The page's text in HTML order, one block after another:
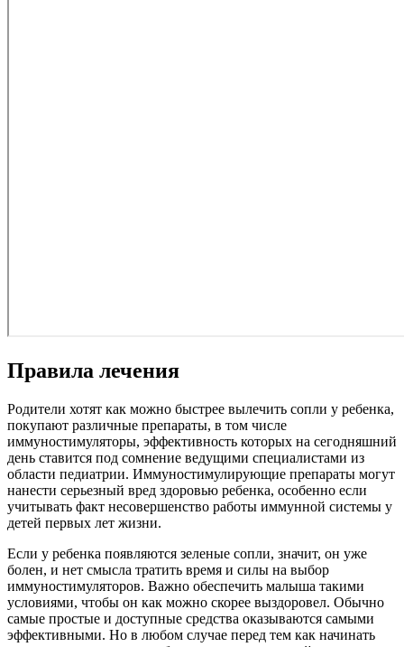
Правила лечения
Родители хотят как можно быстрее вылечить сопли у ребенка,
покупают различные препараты, в том числе
иммуностимуляторы, эффективность которых на сегодняшний
день ставится под сомнение ведущими специалистами из
области педиатрии. Иммуностимулирующие препараты могут
нанести серьезный вред здоровью ребенка, особенно если
учитывать факт несовершенство работы иммунной системы у
детей первых лет жизни.
Если у ребенка появляются зеленые сопли, значит, он уже
болен, и нет смысла тратить время и силы на выбор
иммуностимуляторов. Важно обеспечить малыша такими
условиями, чтобы он как можно скорее выздоровел. Обычно
самые простые и доступные средства оказываются самыми
эффективными. Но в любом случае перед тем как начинать